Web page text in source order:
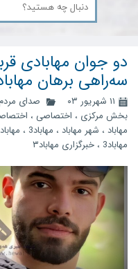
دو جوان مهابادی
سه‌راهی برهان
۱۱ شهریور ۰۳ صدای مردم
بخش مرکزی ، اختصاصی ،
مهاباد ، شهر مهاباد ، مهاباد3 ،
مهاباد3 ، خبرگزاری مهاباد۳